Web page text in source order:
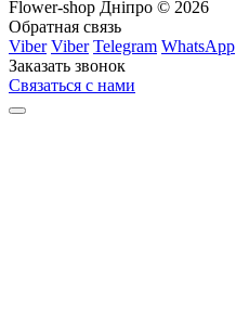
Flower-shop Дніпро © 2026
Обратная связь
Viber Viber Telegram WhatsApp
Заказать звонок
Связаться с нами